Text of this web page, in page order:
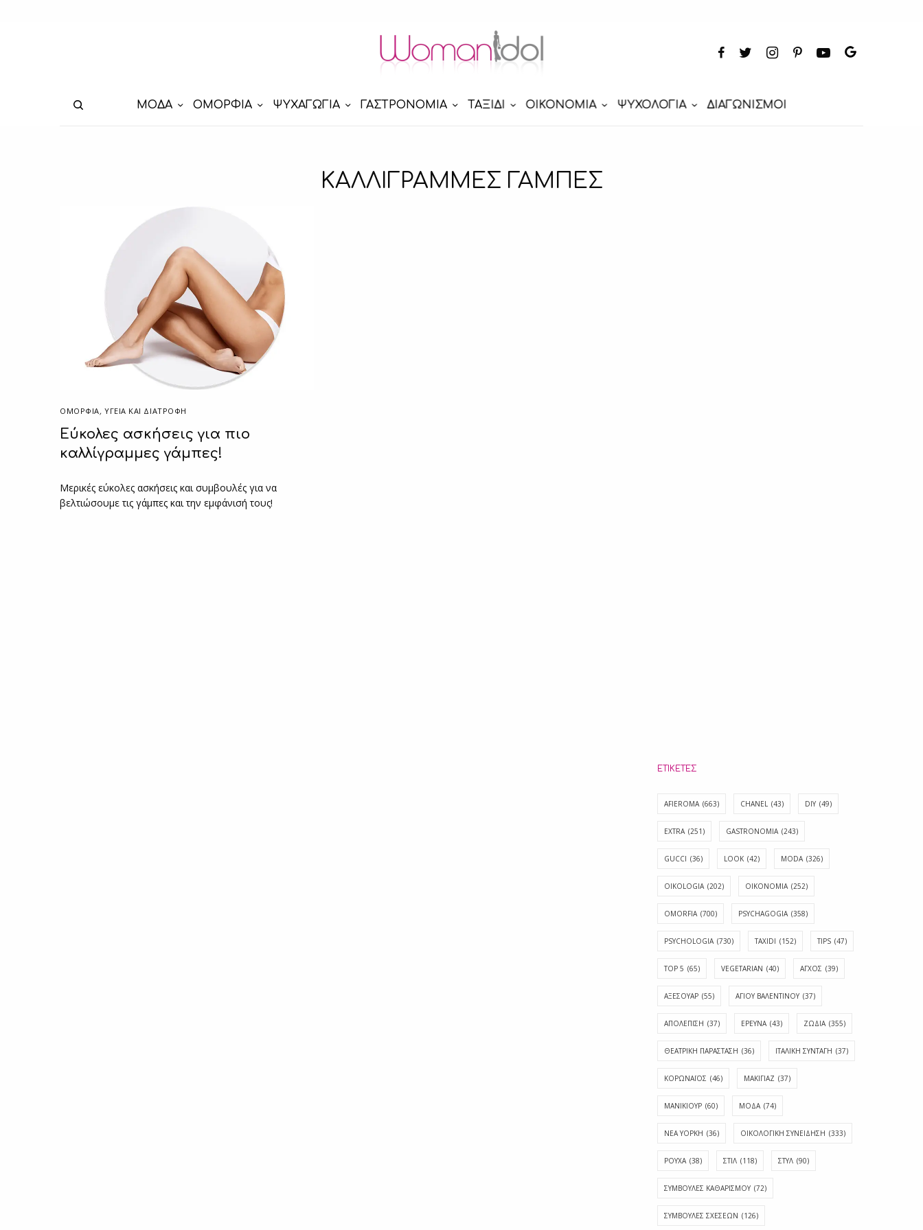
ΜΟΔΑ ΟΜΟΡΦΙΑ ΨΥΧΑΓΩΓΙΑ ΓΑΣΤΡΟΝΟΜΙΑ ΤΑΞΙΔΙ ΟΙΚΟΝΟΜΙΑ ΨΥΧΟΛΟΓΙΑ ΔΙΑΓΩΝΙΣΜΟΙ
ΚΑΛΛΙΓΡΑΜΜΕΣ ΓΑΜΠΕΣ
ΟΜΟΡΦΙΑ, ΥΓΕΊΑ ΚΑΙ ΔΙΑΤΡΟΦΉ
Εύκολες ασκήσεις για πιο
καλλίγραμμες γάμπες!
Μερικές εύκολες ασκήσεις και συμβουλές για να
βελτιώσουμε τις γάμπες και την εμφάνισή τους!
ΕΤΙΚΈΤΕΣ
AFIEROMA (663) CHANEL (43) DIY (49)
EXTRA (251) GASTRONOMIA (243)
GUCCI (36) LOOK (42) MODA (326)
OIKOLOGIA (202) OIKONOMIA (252)
OMORFIA (700) PSYCHAGOGIA (358)
PSYCHOLOGIA (730) TAXIDI (152) TIPS (47)
TOP 5 (65) VEGETARIAN (40) ΑΓΧΟΣ (39)
ΑΞΕΣΟΥΑΡ (55) ΑΓΊΟΥ ΒΑΛΕΝΤΊΝΟΥ (37)
ΑΠΟΛΈΠΙΣΗ (37) ΕΡΕΥΝΑ (43) ΖΩΔΙΑ (355)
ΘΕΑΤΡΙΚΗ ΠΑΡΑΣΤΑΣΗ (36) ΙΤΑΛΙΚΗ ΣΥΝΤΑΓΗ (37)
ΚΟΡΩΝΑΪΟΣ (46) ΜΑΚΙΓΙΑΖ (37)
ΜΑΝΙΚΙΟΥΡ (60) ΜΟΔΑ (74)
ΝΕΑ ΥΟΡΚΗ (36) ΟΙΚΟΛΟΓΙΚΗ ΣΥΝΕΙΔΗΣΗ (333)
ΡΟΥΧΑ (38) ΣΤΙΛ (118) ΣΤΥΛ (90)
ΣΥΜΒΟΥΛΕΣ ΚΑΘΑΡΙΣΜΟΥ (72)
ΣΥΜΒΟΥΛΕΣ ΣΧΕΣΕΩΝ (126)